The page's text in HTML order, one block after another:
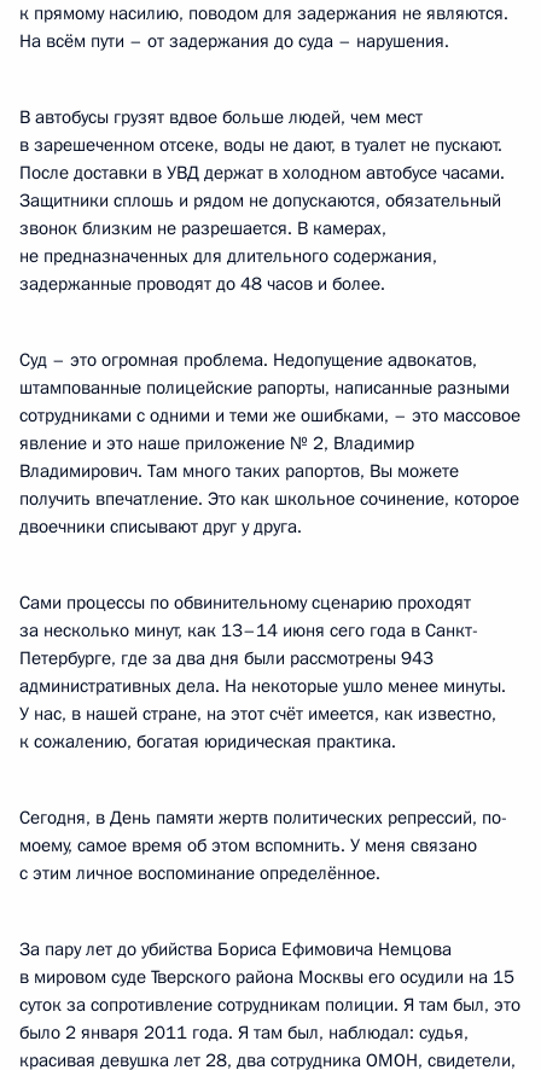
к прямому насилию, поводом для задержания не являются.
На всём пути – от задержания до суда – нарушения.
В автобусы грузят вдвое больше людей, чем мест
в зарешеченном отсеке, воды не дают, в туалет не пускают.
После доставки в УВД держат в холодном автобусе часами.
Защитники сплошь и рядом не допускаются, обязательный
звонок близким не разрешается. В камерах,
не предназначенных для длительного содержания,
задержанные проводят до 48 часов и более.
Суд – это огромная проблема. Недопущение адвокатов,
штампованные полицейские рапорты, написанные разными
сотрудниками с одними и теми же ошибками, – это массовое
явление и это наше приложение № 2, Владимир
Владимирович. Там много таких рапортов, Вы можете
получить впечатление. Это как школьное сочинение, которое
двоечники списывают друг у друга.
Сами процессы по обвинительному сценарию проходят
за несколько минут, как 13–14 июня сего года в Санкт-
Петербурге, где за два дня были рассмотрены 943
административных дела. На некоторые ушло менее минуты.
У нас, в нашей стране, на этот счёт имеется, как известно,
к сожалению, богатая юридическая практика.
Сегодня, в День памяти жертв политических репрессий, по-
моему, самое время об этом вспомнить. У меня связано
с этим личное воспоминание определённое.
За пару лет до убийства Бориса Ефимовича Немцова
в мировом суде Тверского района Москвы его осудили на 15
суток за сопротивление сотрудникам полиции. Я там был, это
было 2 января 2011 года. Я там был, наблюдал: судья,
красивая девушка лет 28, два сотрудника ОМОН, свидетели,